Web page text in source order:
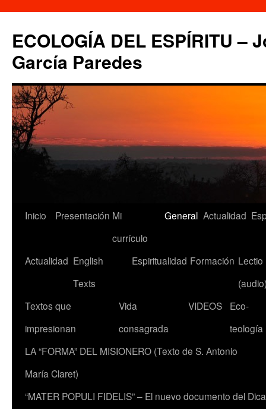
contenido
ECOLOGÍA DEL ESPÍRITU –
García Paredes
Inicio Presentación Mi
currículo
General Actualidad
Actualidad English
Texts
Espiritualidad Formación Lectio
Textos que
impresionan
Vida
consagrada
VIDEOS
Eco-
teología
LA “FORMA” DEL MISIONERO (Texto de S. Antonio
María Claret)
“MATER POPULI FIDELIS” – El nuevo documento del